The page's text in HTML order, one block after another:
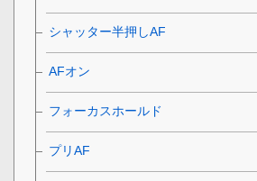
シャッター半押しAF
AFオン
フォーカスホールド
プリAF